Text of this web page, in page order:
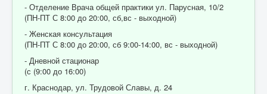
- Отделение Врача общей практики ул. Парусная, 10/2
(ПН-ПТ С 8:00 до 20:00, сб,вс - выходной)
- Женская консультация
(ПН-ПТ С 8:00 до 20:00, сб 9:00-14:00, вс - выходной)
- Дневной стационар
(с (9:00 до 16:00)
г. Краснодар, ул. Трудовой Славы, д. 24